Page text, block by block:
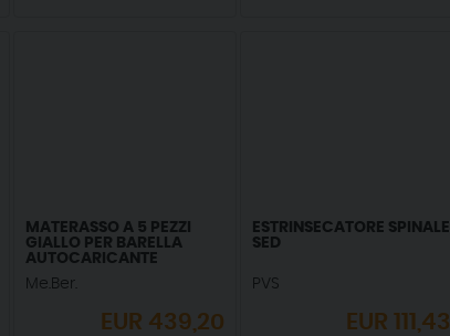
MATERASSO A 5 PEZZI
GIALLO PER BARELLA
AUTOCARICANTE
Me.Ber.
EUR 439,20
ESTRINSECATORE SPINALE
SED
PVS
EUR111,43